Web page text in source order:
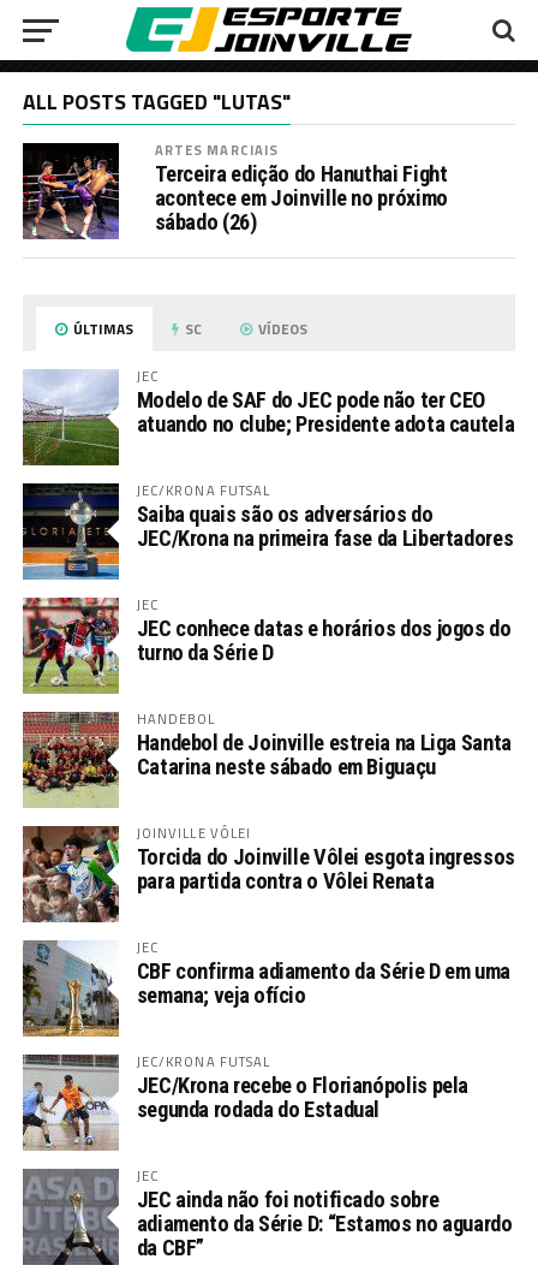
ALL POSTS TAGGED "LUTAS"
ARTES MARCIAIS
Terceira edição do Hanuthai Fight
acontece em Joinville no próximo
sábado (26)
ÚLTIMAS SC VÍDEOS
JEC
Modelo de SAF do JEC pode não ter CEO
atuando no clube; Presidente adota cautela
JEC/KRONA FUTSAL
Saiba quais são os adversários do
JEC/Krona na primeira fase da Libertadores
JEC
JEC conhece datas e horários dos jogos do
turno da Série D
HANDEBOL
Handebol de Joinville estreia na Liga Santa
Catarina neste sábado em Biguaçu
JOINVILLE VÔLEI
Torcida do Joinville Vôlei esgota ingressos
para partida contra o Vôlei Renata
JEC
CBF confirma adiamento da Série D em uma
semana; veja ofício
JEC/KRONA FUTSAL
JEC/Krona recebe o Florianópolis pela
segunda rodada do Estadual
JEC
JEC ainda não foi notificado sobre
adiamento da Série D: “Estamos no aguardo
da CBF”